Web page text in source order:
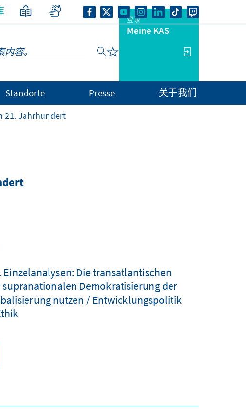
登录
Meine KAS
Standorte Presse 关于我们
21. Jahrhundert
Die transatlantischen
Demokratisierung der
nutzen / Entwicklungspolitik